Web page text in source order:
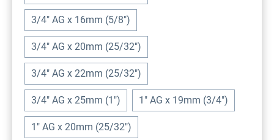
3/4" AG x 16mm (5/8")
3/4" AG x 20mm (25/32")
3/4" AG x 22mm (25/32")
3/4" AG x 25mm (1") 1" AG x 19mm (3/4")
1" AG x 20mm (25/32")